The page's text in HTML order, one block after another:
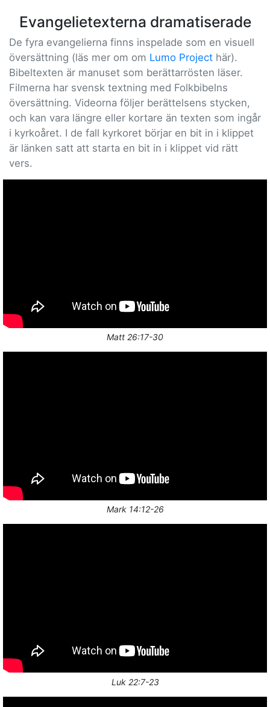
Evangelietexterna dramatiserade
De fyra evangelierna finns inspelade som en visuell
översättning (läs mer om om Lumo Project här).
Bibeltexten är manuset som berättarrösten läser.
Filmerna har svensk textning med Folkbibelns
översättning. Videorna följer berättelsens stycken,
och kan vara längre eller kortare än texten som ingår
i kyrkoåret. I de fall kyrkoret börjar en bit in i klippet
är länken satt att starta en bit in i klippet vid rätt
vers.
Matt 26:17-30
Mark 14:12-26
Luk 22:7-23